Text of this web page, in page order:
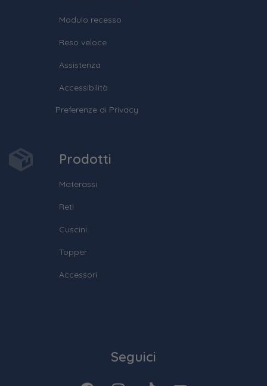
Modulo recesso
Reso veloce
Assistenza
Accessibilità
Preferenze di Privacy
Prodotti
Materassi
Reti
Cuscini
Topper
Accessori
Seguici